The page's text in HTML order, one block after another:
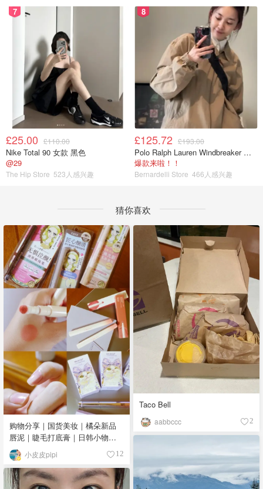
7
£25.00 £110.00
Nike Total 90 女款 黑色
@29
The Hip Store 523人感兴趣
8
£125.72 £193.00
Polo Ralph Lauren Windbreaker 夹克 薄款
爆款来啦！！
Bernardelli Store 466人感兴趣
猜你喜欢
购物分享｜国货美妆｜橘朵新品
唇泥｜睫毛打底膏｜日韩小物｜
眼线笔｜美甲DIY💅
小皮皮pipi 12
Taco Bell
aabbccc 2